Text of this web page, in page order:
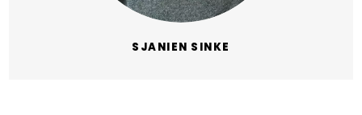
SJANIEN SINKE